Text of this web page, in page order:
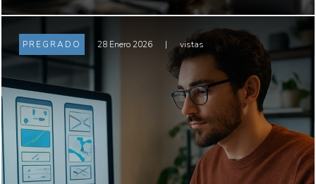
PREGRADO 28 Enero 2026 | vistas